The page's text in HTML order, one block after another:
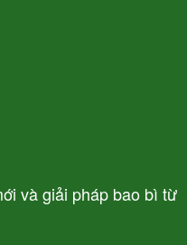
và giải pháp bao bì từ